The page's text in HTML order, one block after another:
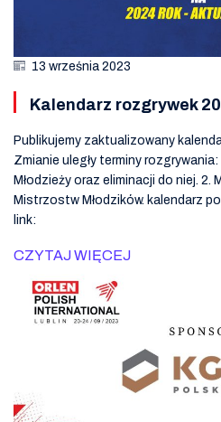
13 września 2023
Kalendarz rozgrywek
Publikujemy zaktualizowany
Zmianie uległy terminy
Młodzieży oraz eliminacji do niej. 2.
Mistrzostw Młodzików. kalendarz
link:
CZYTAJ WIĘCEJ